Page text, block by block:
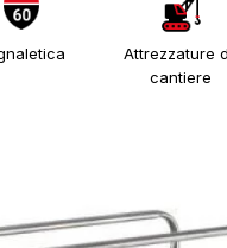
Attrezzature
cantiere